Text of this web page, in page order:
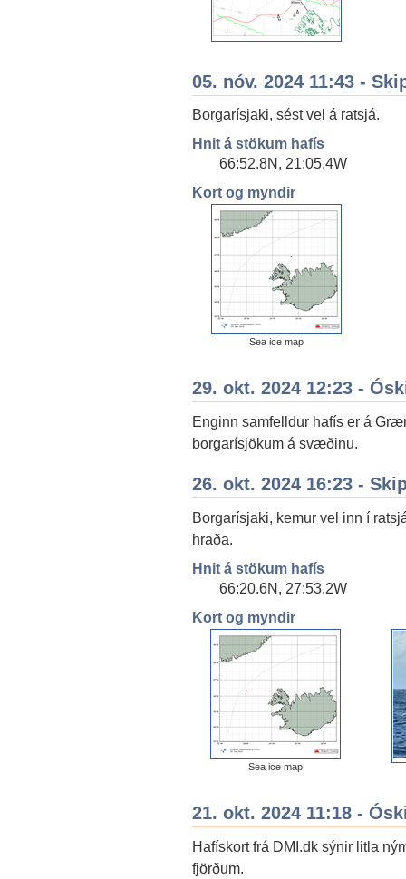
05. nóv. 2024 11:43 -
Borgarísjaki, sést vel á ratsjá.
Hnit á stökum hafís
66:52.8N, 21:05.4W
Kort og myndir
Sea ice map
29. okt. 2024 12:23 -
Enginn samfelldur hafís er á
borgarísjökum á svæðinu.
26. okt. 2024 16:23 -
Borgarísjaki, kemur vel inn í
hraða.
Hnit á stökum hafís
66:20.6N, 27:53.2W
Kort og myndir
Sea ice map
21. okt. 2024 11:18 -
Hafískort frá DMI.dk sýnir litla
fjörðum.